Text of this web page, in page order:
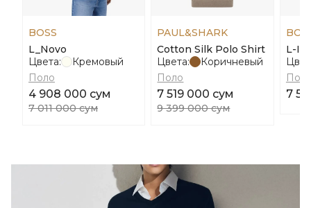
BOSS
L_Novo
Цвета:
Кремовый
Поло
4 908 000 сум
7 011 000 сум
PAUL&SHARK
Cotton Silk Polo Shirt
Цвета:
Коричневый
Поло
7 519 000 сум
9 399 000 сум
L-
7